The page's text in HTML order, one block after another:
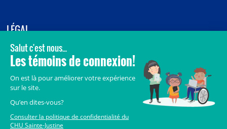
LÉGAL
© 2006-2026CHU Sainte-Justine.
Tous droits réservés.
Crédits
Accès aux documents des organismes publics